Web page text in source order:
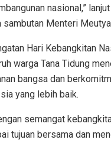
nasional,”
sambutan Menteri
Hari Kebangkitan
warga Tana Tidung
bangsa dan
yang lebih baik.
semangat
tujuan bersama dan